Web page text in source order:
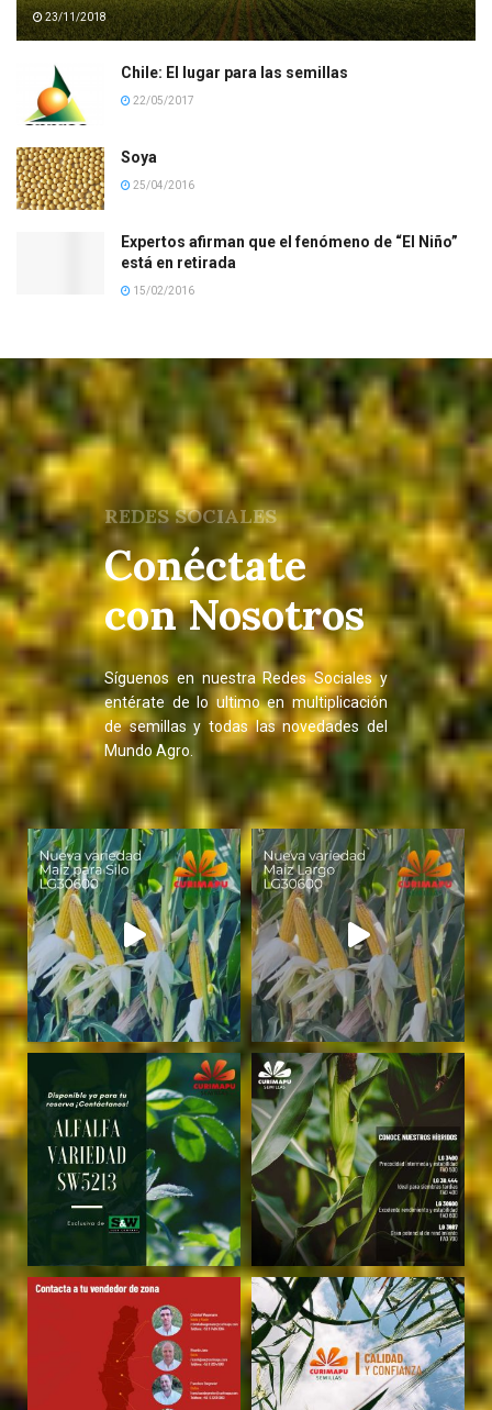
23/11/2018
Chile: El lugar para las semillas
22/05/2017
Soya
25/04/2016
Expertos afirman que el fenómeno de “El Niño”
está en retirada
15/02/2016
REDES SOCIALES
Conéctate
con Nosotros
Síguenos en nuestra Redes Sociales y
entérate de lo ultimo en multiplicación
de semillas y todas las novedades del
Mundo Agro.